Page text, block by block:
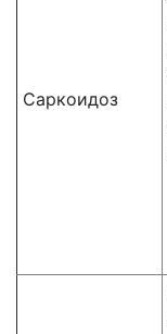
Саркоидоз